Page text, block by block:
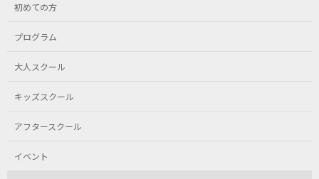
初めての方
プログラム
大人スクール
キッズスクール
アフタースクール
イベント